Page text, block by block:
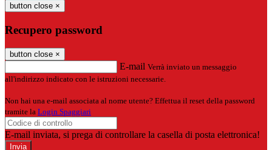
button close ×
Recupero password
button close ×
E-mail Verrà inviato un messaggio
all'indirizzo indicato con le istruzioni necessarie.
Non hai una e-mail associata al nome utente? Effettua il reset della password
tramite la Login Spaggiari
E-mail inviata, si prega di controllare la casella di posta elettronica!